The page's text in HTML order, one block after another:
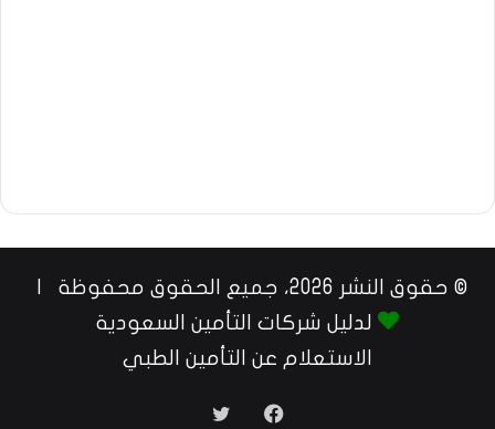
© حقوق النشر 2026، جميع الحقوق محفوظة |
لدليل شركات التأمين السعودية
الاستعلام عن التأمين الطبي
فيسبوك